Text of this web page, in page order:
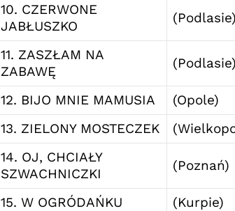
10. CZERWONE
JABŁUSZKO
(Podlasie)
11. ZASZŁAM NA
ZABAWĘ
(Podlasie)
12. BIJO MNIE MAMUSIA
(Opole)
13. ZIELONY MOSTECZEK
14. OJ, CHCIAŁY
SZWACHNICZKI
(Poznań)
15. W OGRÓDAŃKU
(Kurpie)